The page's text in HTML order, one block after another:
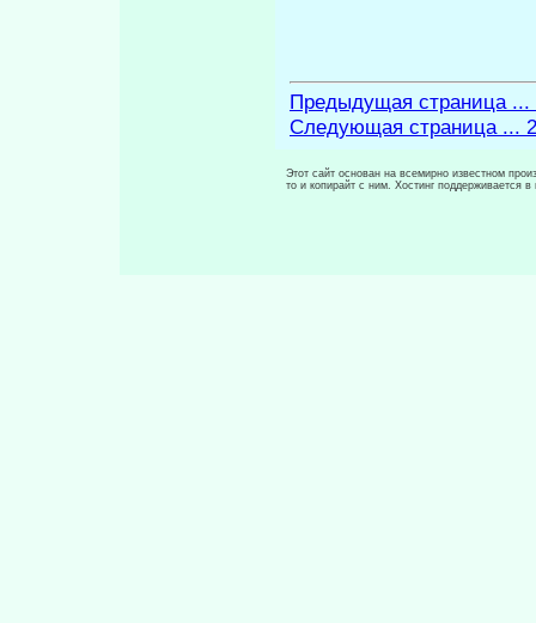
Предыдущая страница ...
Следующая страница ...
Этот сайт основан на всемирно известном
то и копирайт с ним. Хостинг поддерживается